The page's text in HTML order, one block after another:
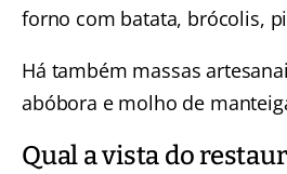
forno com batata, brócolis,
Há também massas
abóbora e molho de
Qual a vista do